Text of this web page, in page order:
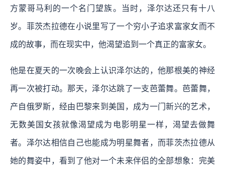
方蒙哥马利的一个名门望族。当时，泽尔达还只有十八
岁。菲茨杰拉德在小说里写了一个穷小子追求富家女而不
成的故事，而在现实中，他渴望追到一个真正的富家女。
他是在夏天的一次晚会上认识泽尔达的，他那根美的神经
再一次被打动。那天，泽尔达跳了一支芭蕾舞。芭蕾舞，
产自俄罗斯，经由巴黎来到美国，成为一门新兴的艺术，
无数美国女孩就像渴望成为电影明星一样，渴望去做舞
者。泽尔达相信自己也能成为明星舞者，而菲茨杰拉德从
她的舞姿中，看到了他对一个未来伴侣的全部想象：完美